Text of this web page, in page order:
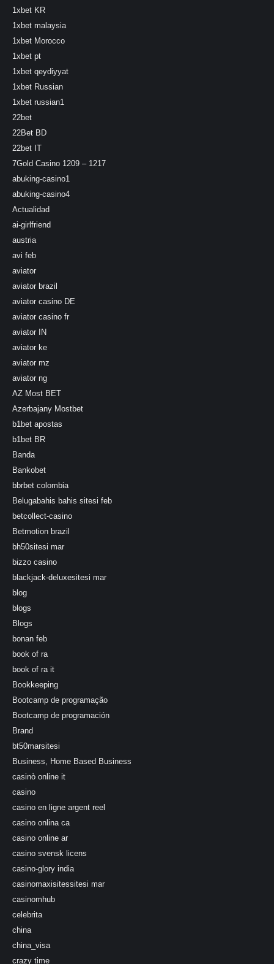
1xbet KR
1xbet malaysia
1xbet Morocco
1xbet pt
1xbet qeydiyyat
1xbet Russian
1xbet russian1
22bet
22Bet BD
22bet IT
7Gold Casino 1209 – 1217
abuking-casino1
abuking-casino4
Actualidad
ai-girlfriend
austria
avi feb
aviator
aviator brazil
aviator casino DE
aviator casino fr
aviator IN
aviator ke
aviator mz
aviator ng
AZ Most BET
Azerbajany Mostbet
b1bet apostas
b1bet BR
Banda
Bankobet
bbrbet colombia
Belugabahis bahis sitesi feb
betcollect-casino
Betmotion brazil
bh50sitesi mar
bizzo casino
blackjack-deluxesitesi mar
blog
blogs
Blogs
bonan feb
book of ra
book of ra it
Bookkeeping
Bootcamp de programação
Bootcamp de programación
Brand
bt50marsitesi
Business, Home Based Business
casinò online it
casino
casino en ligne argent reel
casino onlina ca
casino online ar
casino svensk licens
casino-glory india
casinomaxisitessitesi mar
casinomhub
celebrita
china
china_visa
crazy time